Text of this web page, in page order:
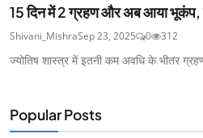
15 दिन में 2 ग्रहण और अब आया भूकंप,
Shivani_MishraSep 23, 2025 0 312
ज्योतिष शास्त्र में इतनी कम अवधि के भीतर
Popular Posts